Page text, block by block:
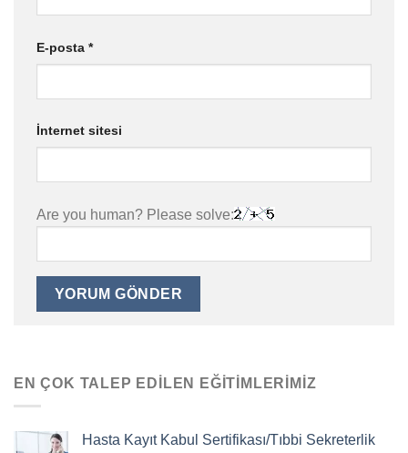
E-posta *
İnternet sitesi
Are you human? Please solve:
EN ÇOK TALEP EDILEN EĞITIMLERIMIZ
Hasta Kayıt Kabul Sertifikası/Tıbbi Sekreterlik